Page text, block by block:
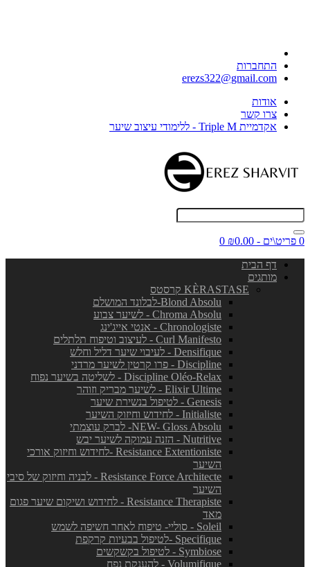
התחברות
erezs322@gmail.com
אודות
צרו קשר
אקדמיית Triple M - ללימודי עיצוב שיער
0 פריט\ים - ₪0.00
0
דף הבית
מותגים
KÈRASTASE קרסטס
Blond Absolu-לבלונד המושלם
Chroma Absolu - לשיער צבוע
Chronologiste - אנטי אייג'ינג
Curl Manifesto - לעיצוב וטיפוח תלתלים
Densifique - לעיבוי שיער דליל וחלש
Discipline - פרו קרטין לשיער מרדני
Discipline Oléo-Relax - לשליטה בשיער נפוח
Elixir Ultime - לשיער מבריק וזוהר
Genesis - לטיפול בנשירת שיער
Initialiste - לחידוש וחיזוק השיער
NEW- Gloss Absolu- לברק עוצמתי
Nutritive - הזנה עמוקה לשיער יבש
Resistance Extentioniste -לחידוש וחיזוק אורכי
השיער
Resistance Force Architecte - לבניה וחיזוק של סיבי
השיער
Resistance Therapiste - לחידוש ושיקום שיער פגום
מאד
Soleil - סוליי- טיפוח לאחר חשיפה לשמש
Specifique -לטיפול בבעיות קרקפת
Symbiose - לטיפול בקשקשים
Volumifique - להענקת נפח